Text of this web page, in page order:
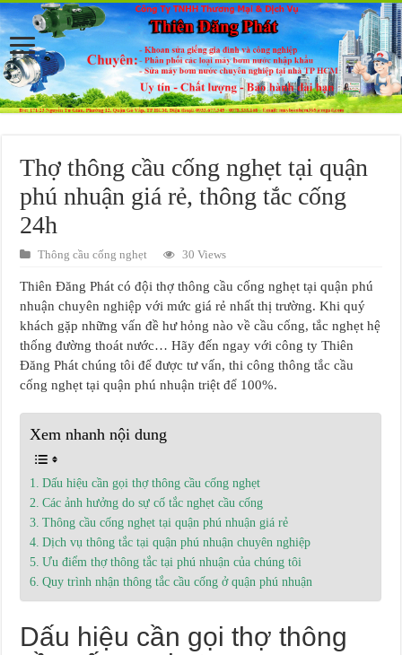
Thợ thông cầu cống nghẹt tại quận
phú nhuận giá rẻ, thông tắc cống
24h
Thông cầu cống nghẹt 30 Views
Thiên Đăng Phát có đội thợ thông cầu cống nghẹt tại quận phú
nhuận chuyên nghiệp với mức giá rẻ nhất thị trường. Khi quý
khách gặp những vấn đề hư hỏng nào về cầu cống, tắc nghẹt hệ
thống đường thoát nước… Hãy đến ngay với công ty Thiên
Đăng Phát chúng tôi để được tư vấn, thi công thông tắc cầu
cống nghẹt tại quận phú nhuận triệt để 100%.
Xem nhanh nội dung
Dấu hiệu cần gọi thợ thông cầu cống nghẹt
Các ảnh hưởng do sự cố tắc nghẹt cầu cống
Thông cầu cống nghẹt tại quận phú nhuận giá rẻ
Dịch vụ thông tắc tại quận phú nhuận chuyên nghiệp
Ưu điểm thợ thông tắc tại phú nhuận của chúng tôi
Quy trình nhận thông tắc cầu cống ở quận phú nhuận
Dấu hiệu cần gọi thợ thông